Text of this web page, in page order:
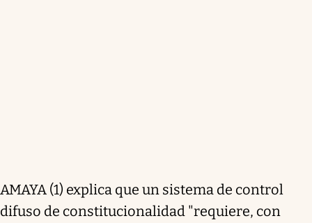
AMAYA (1) explica que un sistema de control
difuso de constitucionalidad "requiere, con